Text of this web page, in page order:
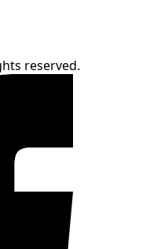
reserved.